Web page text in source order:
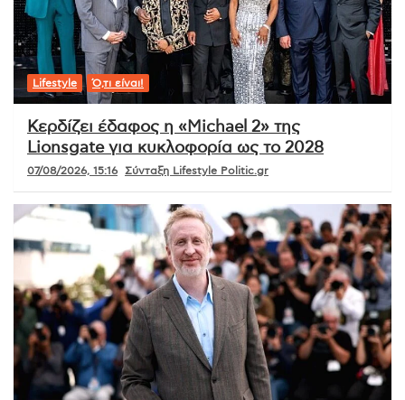
Lifestyle Ό,τι είναι!
Κερδίζει έδαφος η «Michael 2» της
Lionsgate για κυκλοφορία ως το 2028
07/08/2026, 15:16 Σύνταξη Lifestyle Politic.gr